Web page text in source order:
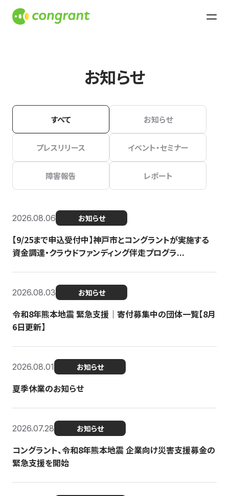
お知らせ
すべて お知らせ
プレスリリース イベント・セミナー
障害報告 レポート
2026.08.06 お知らせ
【9/25まで申込受付中】神戸市とコングラントが実施する
資金調達・クラウドファンディング伴走プログラ...
2026.08.03 お知らせ
令和8年熊本地震 緊急支援｜寄付募集中の団体一覧【8月
6日更新】
2026.08.01 お知らせ
夏季休業のお知らせ
2026.07.28 お知らせ
コングラント、令和8年熊本地震 企業向け災害支援募金の
緊急支援を開始